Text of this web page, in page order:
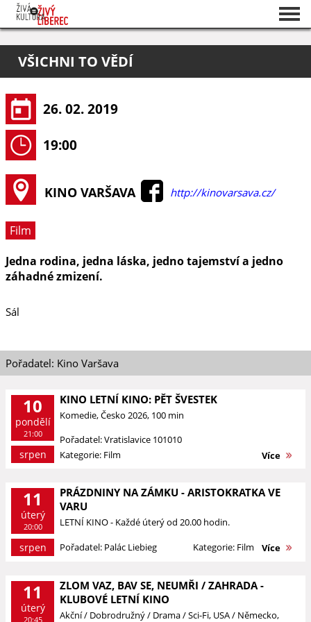
O projektu
Pořadatelé
VŠICHNI TO VĚDÍ
26. 02. 2019
19:00
KINO VARŠAVA http://kinovarsava.cz/
Film
Jedna rodina, jedna láska, jedno tajemství a jedno
záhadné zmizení.
Sál
Pořadatel: Kino Varšava
10
pondělí
21:00
srpen
KINO LETNÍ KINO: PĚT ŠVESTEK
Komedie, Česko 2026, 100 min
Pořadatel: Vratislavice 101010
Kategorie: Film
Více
11
úterý
20:00
srpen
PRÁZDNINY NA ZÁMKU - ARISTOKRATKA VE
VARU
LETNÍ KINO - Každé úterý od 20.00 hodin.
Pořadatel: Palác Liebieg
Kategorie: Film Více
11
úterý
20:45
ZLOM VAZ, BAV SE, NEUMŘI / ZAHRADA -
KLUBOVÉ LETNÍ KINO
Akční / Dobrodružný / Drama / Sci-Fi, USA / Německo,